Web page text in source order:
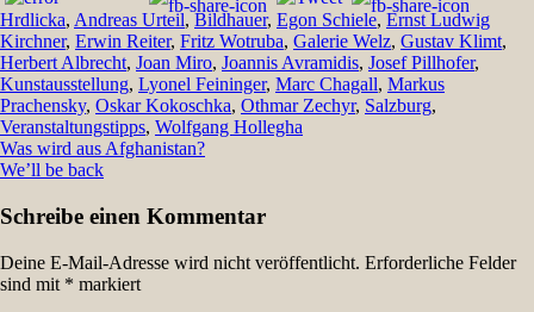
Hrdlicka, Andreas Urteil, Bildhauer, Egon Schiele, Ernst Ludwig
Kirchner, Erwin Reiter, Fritz Wotruba, Galerie Welz, Gustav Klimt,
Herbert Albrecht, Joan Miro, Joannis Avramidis, Josef Pillhofer,
Kunstausstellung, Lyonel Feininger, Marc Chagall, Markus
Prachensky, Oskar Kokoschka, Othmar Zechyr, Salzburg,
Veranstaltungstipps, Wolfgang Hollegha
Beitragsnavigation
Was wird aus Afghanistan?
We’ll be back
Schreibe einen Kommentar
Deine E-Mail-Adresse wird nicht veröffentlicht. Erforderliche Felder
sind mit * markiert